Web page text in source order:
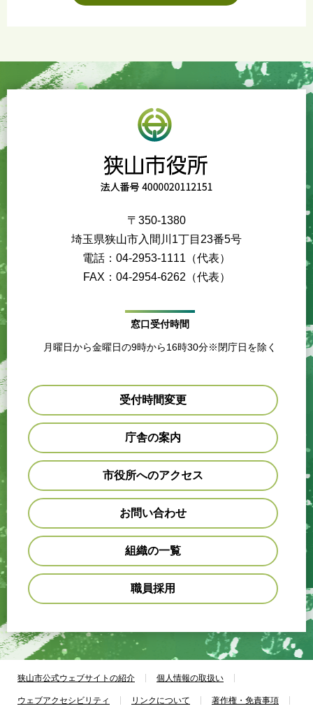
〒350-1380
埼玉県狭山市入間川1丁目23番5号
電話：04-2953-1111（代表）
FAX：04-2954-6262（代表）
窓口受付時間
月曜日から金曜日の9時から16時30分※閉庁日を除く
受付時間変更
庁舎の案内
市役所へのアクセス
お問い合わせ
組織の一覧
職員採用
狭山市公式ウェブサイトの紹介 個人情報の取扱い
ウェブアクセシビリティ リンクについて 著作権・免責事項